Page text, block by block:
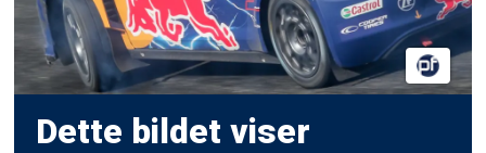
Dette bildet viser